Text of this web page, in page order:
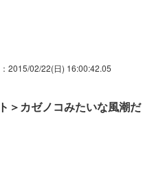
：2015/02/22(日) 16:00:42.05
＞カゼノコみたいな風潮だ